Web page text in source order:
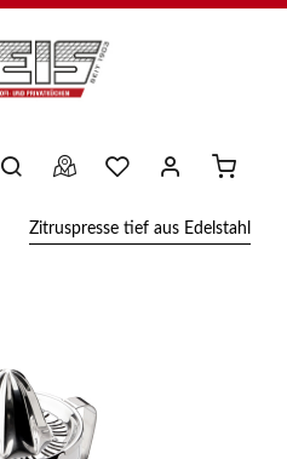
Zitruspresse tief aus Edelstahl